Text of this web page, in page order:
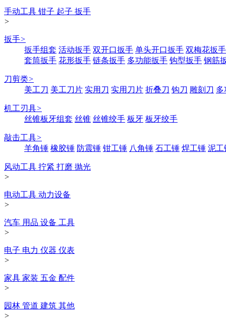
手动工具 钳子 起子 扳手
>
扳手>
扳手组套 活动扳手 双开口扳手 单头开口扳手 双梅花扳手
套筒扳手 花形扳手 链条扳手 多功能扳手 钩型扳手 钢筋
刀剪类>
美工刀 美工刀片 实用刀 实用刀片 折叠刀 钩刀 雕刻刀 多
机工刃具>
丝锥板牙组套 丝锥 丝锥绞手 板牙 板牙绞手
敲击工具>
羊角锤 橡胶锤 防震锤 钳工锤 八角锤 石工锤 焊工锤 泥工
风动工具 拧紧 打磨 抛光
>
电动工具 动力设备
>
汽车 用品 设备 工具
>
电子 电力 仪器 仪表
>
家具 家装 五金 配件
>
园林 管道 建筑 其他
>